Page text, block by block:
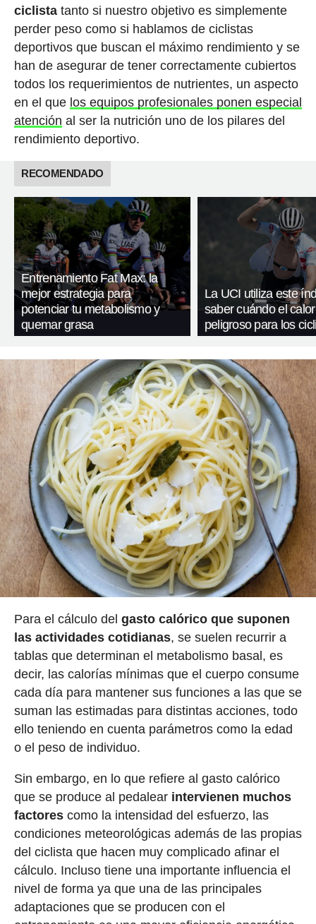
ciclistatanto si nuestro objetivo es simplemente
perder peso como si hablamos de ciclistas
deportivos que buscan el máximo rendimiento y se
han de asegurar de tener correctamente cubiertos
todos los requerimientos de nutrientes, un aspecto
en el que los equipos profesionales ponen especial
atención al ser la nutrición uno de los pilares del
rendimiento deportivo.
RECOMENDADO
Entrenamiento Fat Max: la
mejor estrategia para
potenciar tu metabolismo y
quemar grasa
La UCI utiliza este
saber cuándo el
peligroso para los
Para el cálculo del gasto calórico que suponen
las actividades cotidianas, se suelen recurrir a
tablas que determinan el metabolismo basal, es
decir, las calorías mínimas que el cuerpo consume
cada día para mantener sus funciones a las que se
suman las estimadas para distintas acciones, todo
ello teniendo en cuenta parámetros como la edad
o el peso de individuo.
Sin embargo, en lo que refiere al gasto calórico
que se produce al pedalear intervienen muchos
factorescomo la intensidad del esfuerzo, las
condiciones meteorológicas además de las propias
del ciclista que hacen muy complicado afinar el
cálculo. Incluso tiene una importante influencia el
nivel de forma ya que una de las principales
adaptaciones que se producen con el